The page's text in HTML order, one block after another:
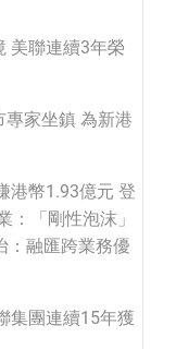
美聯連續3年榮
家坐鎮 為新港
港幣1.93億元 登
：「剛性泡沫」
：融匯跨業務優
集團連續15年獲